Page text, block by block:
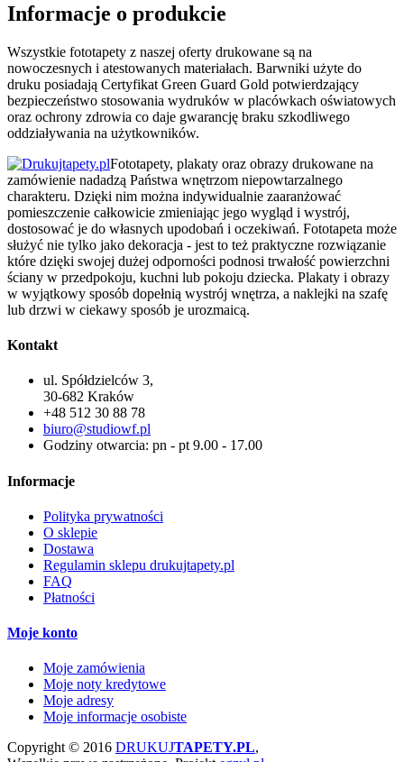
Informacje o produkcie
Wszystkie fototapety z naszej oferty drukowane są na
nowoczesnych i atestowanych materiałach. Barwniki użyte do
druku posiadają Certyfikat Green Guard Gold potwierdzający
bezpieczeństwo stosowania wydruków w placówkach oświatowych
oraz ochrony zdrowia co daje gwarancję braku szkodliwego
oddziaływania na użytkowników.
Fototapety, plakaty oraz obrazy drukowane na
zamówienie nadadzą Państwa wnętrzom niepowtarzalnego
charakteru. Dzięki nim można indywidualnie zaaranżować
pomieszczenie całkowicie zmieniając jego wygląd i wystrój,
dostosować je do własnych upodobań i oczekiwań. Fototapeta może
służyć nie tylko jako dekoracja - jest to też praktyczne rozwiązanie
które dzięki swojej dużej odporności podnosi trwałość powierzchni
ściany w przedpokoju, kuchni lub pokoju dziecka. Plakaty i obrazy
w wyjątkowy sposób dopełnią wystrój wnętrza, a naklejki na szafę
lub drzwi w ciekawy sposób je urozmaicą.
Kontakt
ul. Spółdzielców 3,
30-682 Kraków
+48 512 30 88 78
biuro@studiowf.pl
Godziny otwarcia: pn - pt 9.00 - 17.00
Informacje
Polityka prywatności
O sklepie
Dostawa
Regulamin sklepu drukujtapety.pl
FAQ
Płatności
Moje konto
Moje zamówienia
Moje noty kredytowe
Moje adresy
Moje informacje osobiste
Copyright © 2016 DRUKUJTAPETY.PL,